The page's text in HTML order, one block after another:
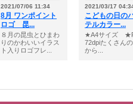
2021/07/06 11:34
8月 ワンポイント
ロゴ 昆...
８月の昆虫とひまわ
りのかわいいイラス
ト入りロゴフレ...
2021/03/17
こどもの日の
テルカラー...
★A4サイズ
72dpiたくさん
から...